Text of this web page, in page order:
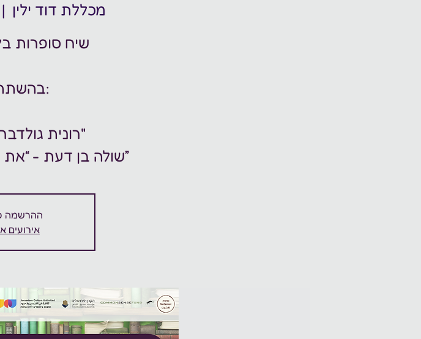
מכללת דוד ילין
שיח סופרות
רונית
שולה בן דעת - “את מדממת אני בוכה”
ההרשמה
אירועים